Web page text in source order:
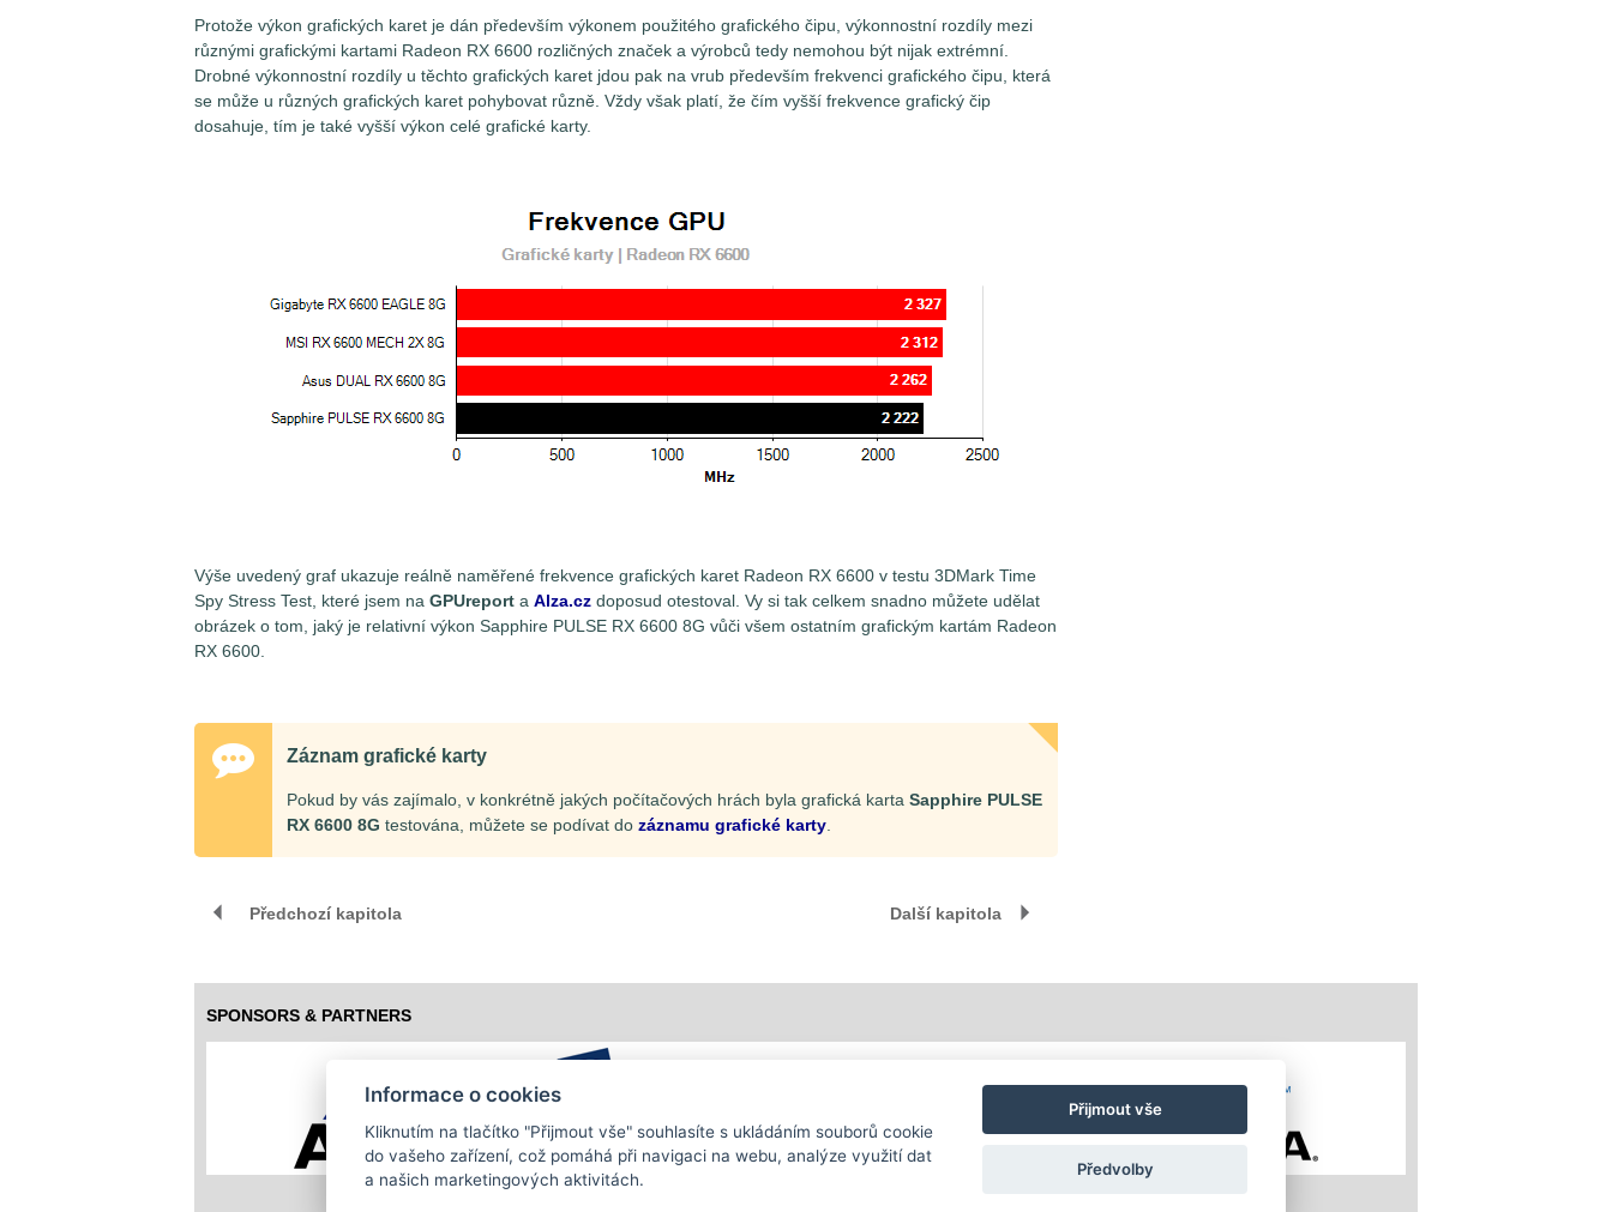
Protože výkon grafických karet je dán především výkonem použitého grafického čipu, výkonnostní rozdíly mezi
různými grafickými kartami Radeon RX 6600 rozličných značek a výrobců tedy nemohou být nijak extrémní.
Drobné výkonnostní rozdíly u těchto grafických karet jdou pak na vrub především frekvenci grafického čipu, která
se může u různých grafických karet pohybovat různě. Vždy však platí, že čím vyšší frekvence grafický čip
dosahuje, tím je také vyšší výkon celé grafické karty.
Výše uvedený graf ukazuje reálně naměřené frekvence grafických karet Radeon RX 6600 v testu 3DMark Time
Spy Stress Test, které jsem na GPUreport a Alza.cz doposud otestoval. Vy si tak celkem snadno můžete udělat
obrázek o tom, jaký je relativní výkon Sapphire PULSE RX 6600 8G vůči všem ostatním grafickým kartám Radeon
RX 6600.
Záznam grafické karty
Pokud by vás zajímalo, v konkrétně jakých počítačových hrách byla grafická karta Sapphire PULSE
RX 6600 8G testována, můžete se podívat do záznamu grafické karty.
Předchozí kapitola Další kapitola
SPONSORS & PARTNERS
Informace o cookies
Kliknutím na tlačítko "Přijmout vše" souhlasíte s ukládáním souborů cookie
do vašeho zařízení, což pomáhá při navigaci na webu, analýze využití dat
a našich marketingových aktivitách.
Přijmout vše
Předvolby